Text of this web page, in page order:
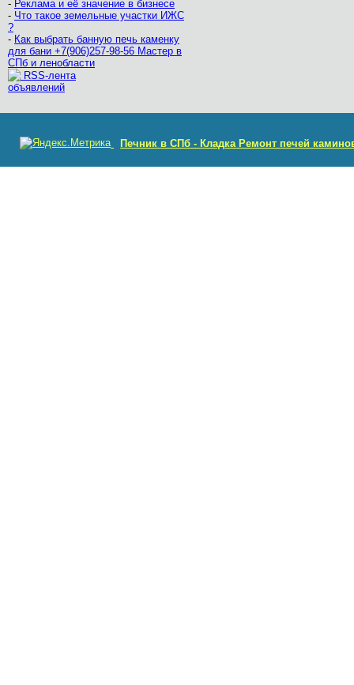
- Реклама и её значение в бизнесе
- Что такое земельные участки ИЖС
?
- Как выбрать банную печь каменку
для бани +7(906)257-98-56 Мастер в
СПб и ленобласти
RSS-лента
объявлений
Печник в СПб - Кладка Ремонт печей